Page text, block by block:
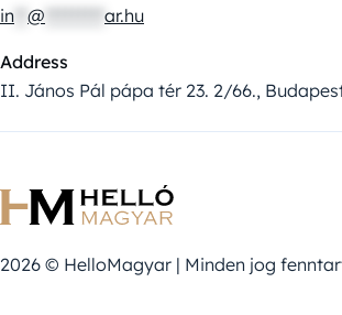
in @ ar.hu
Address
II. János Pál pápa tér 23. 2/66.,
2026 © HelloMagyar | Minden jog